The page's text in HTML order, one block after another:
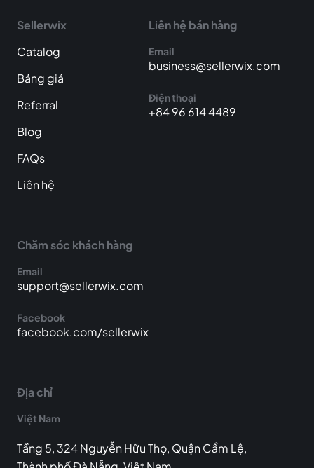
Sellerwix
Catalog
Bảng giá
Referral
Blog
FAQs
Liên hệ
Liên hệ bán hàng
Email
business@sellerwix.com
Điện thoại
+84 96 614 4489
Chăm sóc khách hàng
Email
support@sellerwix.com
Facebook
facebook.com/sellerwix
Địa chỉ
Việt Nam
Tầng 5, 324 Nguyễn Hữu Thọ, Quận Cẩm Lệ,